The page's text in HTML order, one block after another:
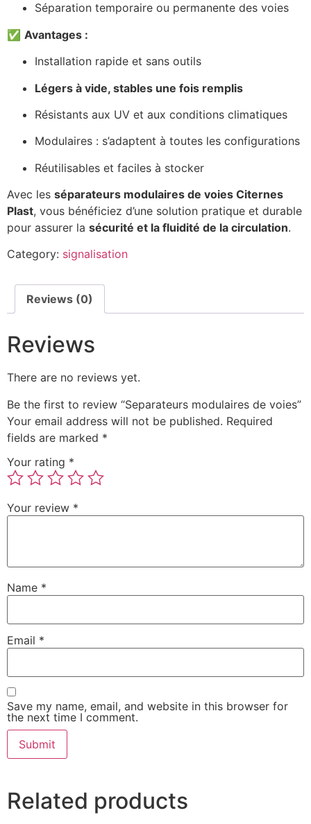
Séparation temporaire ou permanente des voies
✅ Avantages :
Installation rapide et sans outils
Légers à vide, stables une fois remplis
Résistants aux UV et aux conditions climatiques
Modulaires : s’adaptent à toutes les configurations
Réutilisables et faciles à stocker
Avec les séparateurs modulaires de voies Citernes
Plast, vous bénéficiez d’une solution pratique et durable
pour assurer la sécurité et la fluidité de la circulation.
Category: signalisation
Reviews (0)
Reviews
There are no reviews yet.
Be the first to review “Separateurs modulaires de voies”
Your email address will not be published. Required
fields are marked *
Your rating *
Your review *
Name *
Email *
Save my name, email, and website in this browser for
the next time I comment.
Related products